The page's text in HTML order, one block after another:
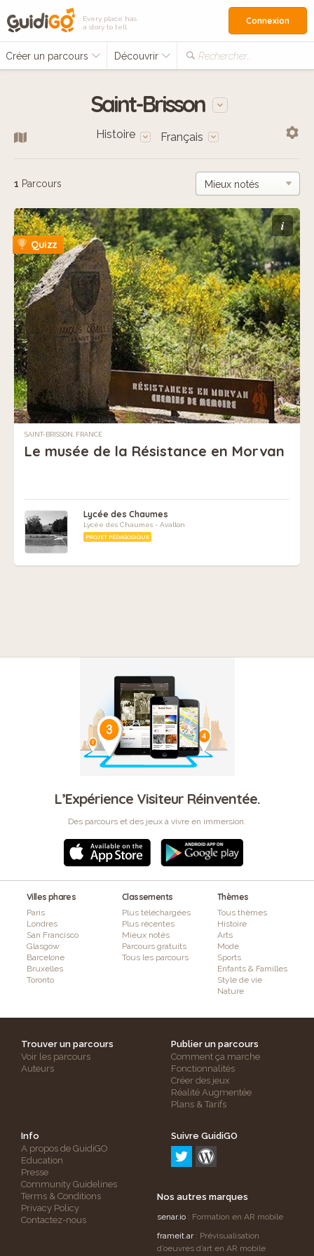
Every place has
a story to tell
Créer un parcours Découvrir Rechercher…
Connexion
Saint-Brisson
Histoire Français
1 Parcours
i
Quizz
SAINT-BRISSON, FRANCE
Le musée de la Résistance en Morvan
Lycée des Chaumes
Lycée des Chaumes - Avallon
PROJET PÉDAGOGIQUE
L’Expérience Visiteur Réinventée.
Des parcours et des jeux à vivre en immersion.
Villes phares
Paris
Londres
San Francisco
Glasgow
Barcelone
Bruxelles
Toronto
Classements
Plus téléchargées
Plus récentes
Mieux notés
Parcours gratuits
Tous les parcours
Thèmes
Tous thèmes
Histoire
Arts
Mode
Sports
Enfants & Familles
Style de vie
Nature
Trouver un parcours
Voir les parcours
Auteurs
Publier un parcours
Comment ça marche
Fonctionnalités
Créer des jeux
Réalité Augmentée
Plans & Tarifs
Info
A propos de GuidiGO
Education
Presse
Community Guidelines
Terms & Conditions
Privacy Policy
Contactez-nous
Suivre GuidiGO
Nos autres marques
senar.io : Formation en AR mobile
frameit.ar: Prévisualisation
d’oeuvres d’art en AR mobile